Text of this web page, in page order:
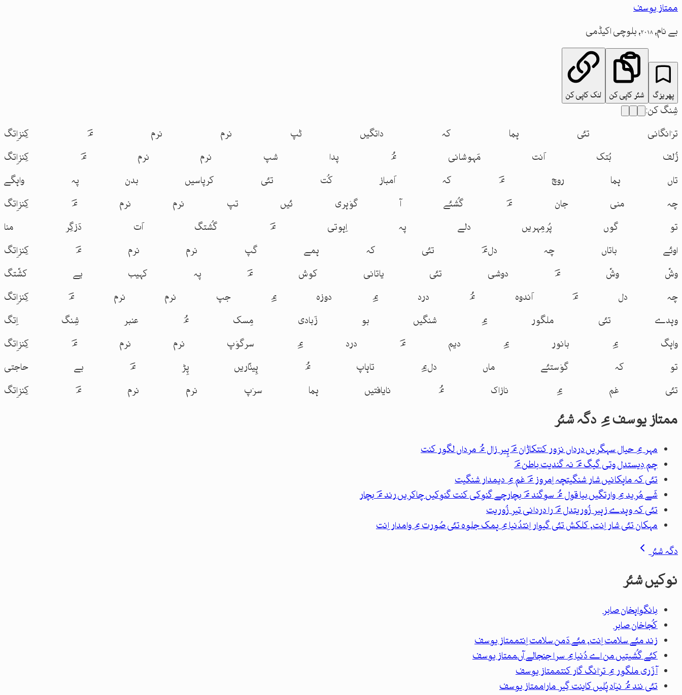
ممتاز یوسف
بے نام، ۲۰۱۸، بلوچی اکیڈمی
پھریزگ شئر کاپی کن لنک کاپی کن
شِنگ کن:
ترٛانگانی تئی ہما کہ داتگیں ٹپ نرم نرم ءَ کِنزاِتگ
زُلف بُتک اَنت مَہوشانی ءُ پدا شپ نرم نرم ءَ کِنزاِتگ
تاں ہما روچ ءَ کہ اَمباز کُت تئی کرپاسیں بدن پہ واہگے
چہ منی جان ءَ گُشئے آ گوٛہری ئیں تپ نرم نرم ءَ کِنزاِتگ
تو گوں پُرمِہریں دلے پہ اِہوتی ءَ گُشتگ اَت دَزگِر منا
اوئے باتاں چہ دلءَ تئی کہ ہمے گپ نرم نرم ءَ کِنزاِتگ
وشّ وشّ ءَ دوشی تئی یاتانی کوش ءَ پہ کہیب یے کشّتگ
چہ دل ءَ اَندوہ ءُ درد ءِ دوزہ ءِ جپ نرم نرم ءَ کِنزاِتگ
وہدے تئی ملگور ءِ شنگیں بو زَبادی مِسک ءُ عنبر شِنگ اِتگ
واہگ ءِ بانور ءِ دیم ءَ درد ءِ سرگوٛپ نرم نرم ءَ کِنزاِتگ
تو کہ گوٛستئے ماں دلءِ تاہاپ ءُ ہِینّاریں پِڑ ءَ بے حاجتی
تئی غم ءِ نازاک ءُ نایافتیں ہما سرٛپ نرم نرم ءَ کِنزاِتگ
ممتاز یوسفءِ دگہ شئر
مہر ءِ حیال سہگریں درداں نزور کنتکاڑان ءَ پِیر زال ءُ مرداں لگور کنت
چم دِیستدل وتی گیگ ءَ نہ گندیت باطن ءَ
تئی کہ ماہکانیں شار شنگیتچہ اِمروز ءَ غم ءِ دیمدار شنگیت
شَے مُرید ءِ وارتگیں بیا قول ءُ سوگند ءَ بچارچے گنوکی کنت گنوکیں چاکریں رند ءَ بچار
تئی کہ وہدے زہیر زُوریتدل ءَ را دردانی تیر زُوریت
مہکان تئی شار اِنت، کلکش تئی گیوار اِنتدُنیا ءِ ہمک جلوہ تئی صُورت ءِ وامدار اِنت
دگہ شئر
نوکیں شئر
بانگواہخان صابر
کُجاخان صابر
زند مئے سلامت اِنت، مئے دَمن سلامت اِنتممتاز یوسف
کئے گُشیتیں من اے دُنیا ءِ سرا جنجالے آںممتاز یوسف
آ زَری ملگور ءِ ترٛانگ گار کنتممتاز یوسف
تئی نند ءُ نیٛاد پُلیں کاینت گِیر ماراممتاز یوسف